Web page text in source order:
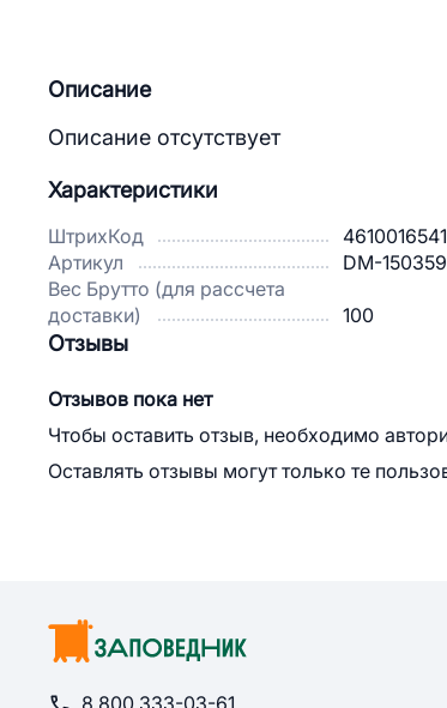
Описание
Описание отсутствует
Характеристики
ШтрихКод
Артикул
DM-
Вес Брутто (для рассчета
доставки)
100
Отзывы
Отзывов пока нет
Чтобы оставить отзыв, необходимо
Оставлять отзывы могут только те
8 800 333-03-61